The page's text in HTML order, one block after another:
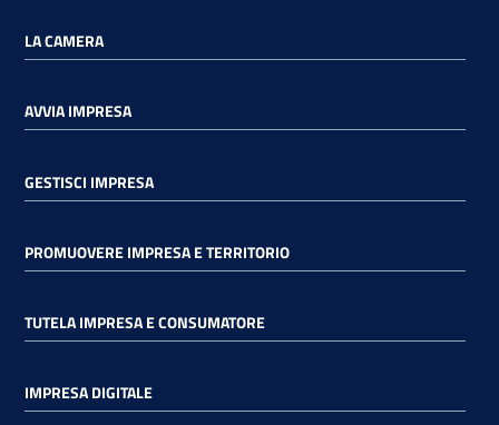
LA CAMERA
AVVIA IMPRESA
GESTISCI IMPRESA
PROMUOVERE IMPRESA E TERRITORIO
TUTELA IMPRESA E CONSUMATORE
IMPRESA DIGITALE